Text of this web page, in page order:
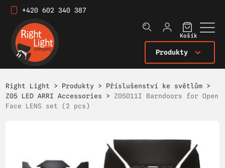
+420 602 340 387
Produkty
Košík
Right Light > Produkty > Příslušenství ke světlům >
Z05 LED ARRI Accessories > Z05011I Barndoors for Open
Face LENS set (2 pcs)